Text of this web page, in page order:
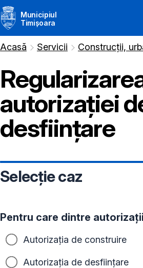
Municipiul
Timișoara
Acasă Servicii Construcții,
autorizației
desființare
Selecție caz
Pentru care dintre
Autorizația de construire
Autorizația de desființare